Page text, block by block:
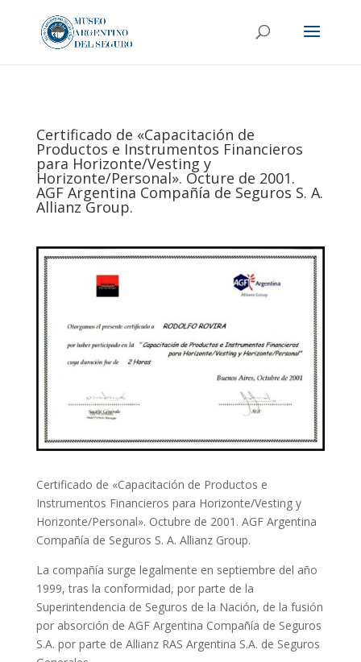
Certificado de «Capacitación de
Productos e Instrumentos Financieros
para Horizonte/Vesting y
Horizonte/Personal». Octure de 2001.
AGF Argentina Compañía de Seguros S. A.
Allianz Group.
Certificado de «Capacitación de Productos e
Instrumentos Financieros para Horizonte/Vesting y
Horizonte/Personal». Octubre de 2001. AGF Argentina
Compañía de Seguros S. A. Allianz Group.
La compañía surge legalmente en septiembre del año
1999, tras la conformidad, por parte de la
Superintendencia de Seguros de la Nación, de la fusión
por absorción de AGF Argentina Compañía de Seguros
S.A. por parte de Allianz RAS Argentina S.A. de Seguros